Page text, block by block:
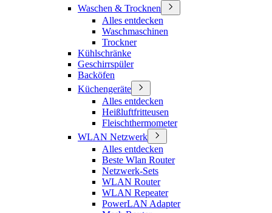
Waschen & Trocknen
Alles entdecken
Waschmaschinen
Trockner
Kühlschränke
Geschirrspüler
Backöfen
Küchengeräte
Alles entdecken
Heißluftfritteusen
Fleischthermometer
WLAN Netzwerk
Alles entdecken
Beste Wlan Router
Netzwerk-Sets
WLAN Router
WLAN Repeater
PowerLAN Adapter